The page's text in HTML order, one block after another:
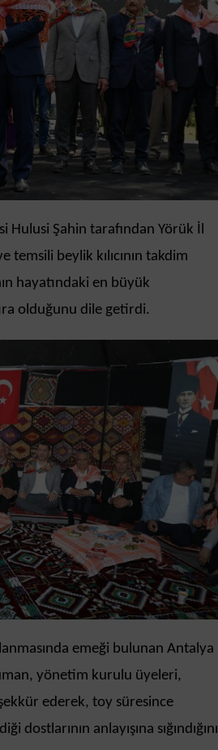
Hulusi Şahin tarafından Yörük İl
temsili beylik kılıcının takdim
hayatındaki en büyük
olduğunu dile getirdi.
emeği bulunan Antalya
yönetim kurulu üyeleri,
ederek, toy süresince
anlayışına sığındığını